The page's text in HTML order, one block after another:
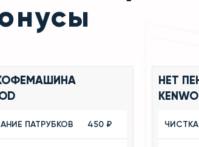
ПАТРУБКОВ 450 ₽
НЕТ